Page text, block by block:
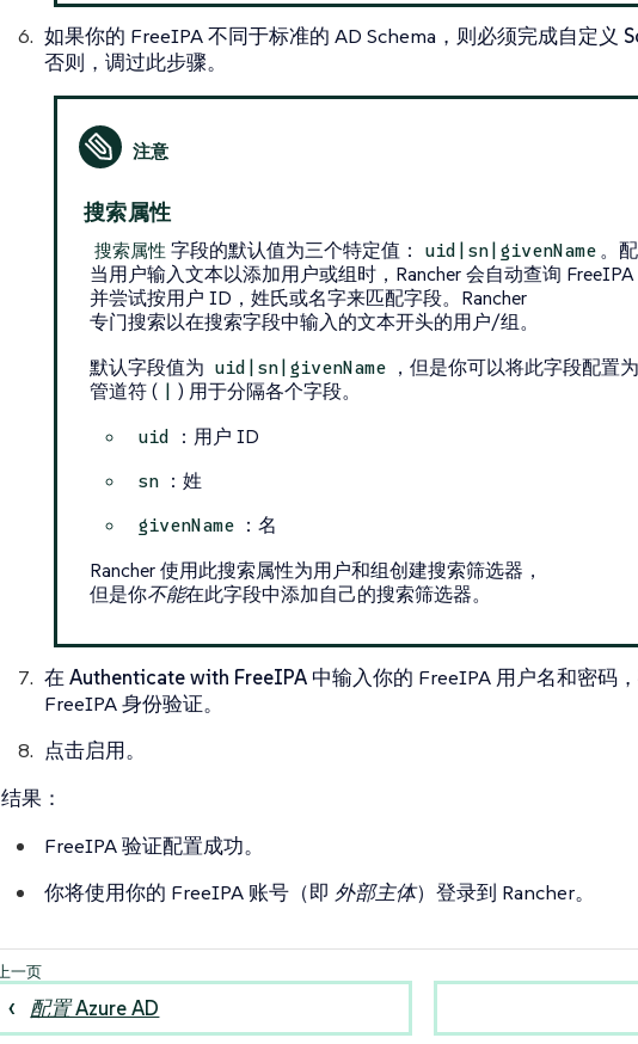
如果你的 FreeIPA 不同于标准的 AD Schema，则必须完成自定义
否则，调过此步骤。
搜索属性
搜索属性 字段的默认值为三个特定值： uid|sn|givenName 。
当用户输入文本以添加用户或组时，Rancher 会自动查询 FreeIPA
并尝试按用户 ID，姓氏或名字来匹配字段。Rancher
专门搜索以在搜索字段中输入的文本开头的用户/组。
默认字段值为 uid|sn|givenName ，但是你可以将此字段配置
管道符 ( | ) 用于分隔各个字段。
uid ：用户 ID
sn ：姓
givenName ：名
Rancher 使用此搜索属性为用户和组创建搜索筛选器，
但是你不能在此字段中添加自己的搜索筛选器。
在 Authenticate with FreeIPA中输入你的 FreeIPA 用户名和密码
FreeIPA 身份验证。
点击启用。
结果 ：
FreeIPA 验证配置成功。
你将使用你的 FreeIPA 账号（即 外部主体）登录到 Rancher。
配置 Azure AD